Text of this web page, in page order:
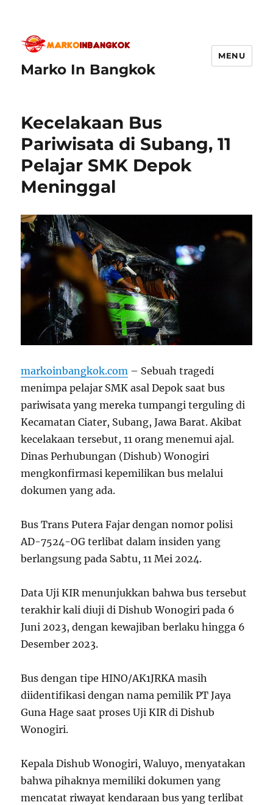
Marko In Bangkok
MENU
Kecelakaan Bus
Pariwisata di Subang, 11
Pelajar SMK Depok
Meninggal
markoinbangkok.com – Sebuah tragedi
menimpa pelajar SMK asal Depok saat bus
pariwisata yang mereka tumpangi terguling di
Kecamatan Ciater, Subang, Jawa Barat. Akibat
kecelakaan tersebut, 11 orang menemui ajal.
Dinas Perhubungan (Dishub) Wonogiri
mengkonfirmasi kepemilikan bus melalui
dokumen yang ada.
Bus Trans Putera Fajar dengan nomor polisi
AD-7524-OG terlibat dalam insiden yang
berlangsung pada Sabtu, 11 Mei 2024.
Data Uji KIR menunjukkan bahwa bus tersebut
terakhir kali diuji di Dishub Wonogiri pada 6
Juni 2023, dengan kewajiban berlaku hingga 6
Desember 2023.
Bus dengan tipe HINO/AK1JRKA masih
diidentifikasi dengan nama pemilik PT Jaya
Guna Hage saat proses Uji KIR di Dishub
Wonogiri.
Kepala Dishub Wonogiri, Waluyo, menyatakan
bahwa pihaknya memiliki dokumen yang
mencatat riwayat kendaraan bus yang terlibat